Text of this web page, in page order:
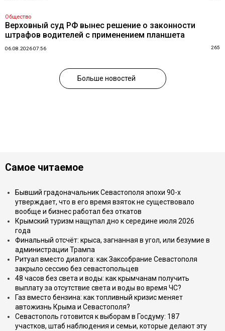
Общество
Верховный суд РФ вынес решение о законности
штрафов водителей с применением планшета
06.08.2026 07:56 265
Больше новостей
Самое читаемое
Бывший градоначальник Севастополя эпохи 90-х
утверждает, что в его время взяток не существовало
вообще и бизнес работал без откатов
Крымский туризм нащупал дно к середине июля 2026
года
Финальный отсчёт: крыса, загнанная в угол, или безумие в
администрации Трампа
Ритуал вместо диалога: как Заксобрание Севастополя
закрыло сессию без севастопольцев
48 часов без света и воды: как крымчанам получить
выплату за отсутствие света и воды во время ЧС?
Газ вместо бензина: как топливный кризис меняет
автожизнь Крыма и Севастополя?
Севастополь готовится к выборам в Госдуму: 187
участков, штаб наблюдения и семьи, которые делают эту